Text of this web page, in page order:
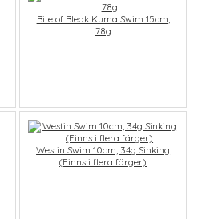
Bite of Bleak Kuma Swim 15cm,
78g
Westin Swim 10cm, 34g Sinking
(Finns i flera färger)